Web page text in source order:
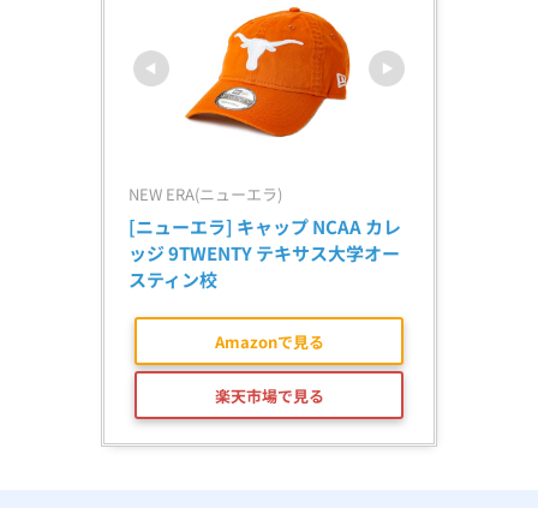
NEW ERA(ニューエラ)
[ニューエラ] キャップ NCAA カレ
ッジ 9TWENTY テキサス大学オー
スティン校
Amazonで見る
楽天市場で見る